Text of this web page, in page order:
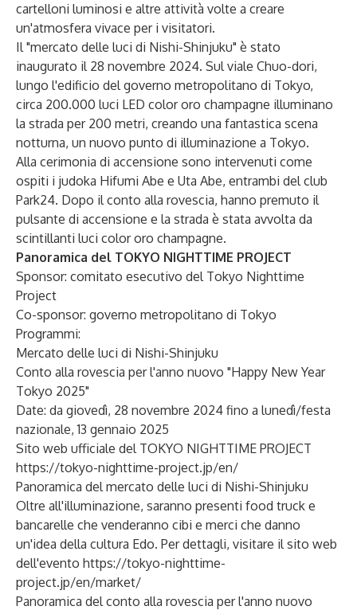
cartelloni luminosi e altre attività volte a creare
un'atmosfera vivace per i visitatori.
Il "mercato delle luci di Nishi-Shinjuku" è stato
inaugurato il 28 novembre 2024. Sul viale Chuo-dori,
lungo l'edificio del governo metropolitano di Tokyo,
circa 200.000 luci LED color oro champagne illuminano
la strada per 200 metri, creando una fantastica scena
notturna, un nuovo punto di illuminazione a Tokyo.
Alla cerimonia di accensione sono intervenuti come
ospiti i judoka Hifumi Abe e Uta Abe, entrambi del club
Park24. Dopo il conto alla rovescia, hanno premuto il
pulsante di accensione e la strada è stata avvolta da
scintillanti luci color oro champagne.
Panoramica del TOKYO NIGHTTIME PROJECT
Sponsor: comitato esecutivo del Tokyo Nighttime
Project
Co-sponsor: governo metropolitano di Tokyo
Programmi:
Mercato delle luci di Nishi-Shinjuku
Conto alla rovescia per l'anno nuovo "Happy New Year
Tokyo 2025"
Date: da giovedì, 28 novembre 2024 fino a lunedì/festa
nazionale, 13 gennaio 2025
Sito web ufficiale del TOKYO NIGHTTIME PROJECT
https://tokyo-nighttime-project.jp/en/
Panoramica del mercato delle luci di Nishi-Shinjuku
Oltre all'illuminazione, saranno presenti food truck e
bancarelle che venderanno cibi e merci che danno
un'idea della cultura Edo. Per dettagli, visitare il sito web
dell'evento https://tokyo-nighttime-
project.jp/en/market/
Panoramica del conto alla rovescia per l'anno nuovo